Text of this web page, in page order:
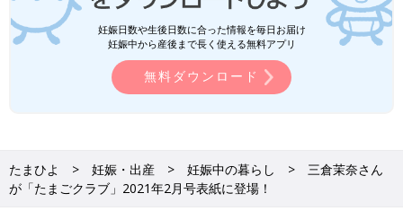
妊娠日数や生後日数に合った情報を毎日お届け
妊娠中から産後まで長く使える無料アプリ
無料ダウンロード
たまひよ 妊娠・出産 妊娠中の暮らし
三倉茉奈さん
が「たまごクラブ」2021年2月号表紙に登場！